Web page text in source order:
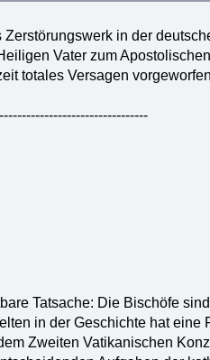
in der
Vater zum
totales Versagen
Tatsache: Die Bischöfe
in der Geschichte hat
Zweiten Vatikanischen